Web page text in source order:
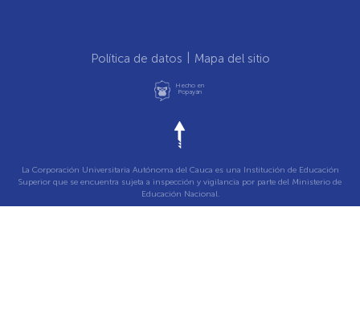
Política de datos Mapa del sitio
Hecho en
Popayán
La Corporación Universitaria Autónoma del Cauca es una Institución de Educación
Superior que se encuentra sujeta a inspección y vigilancia por parte del Ministerio de
Educación Nacional.